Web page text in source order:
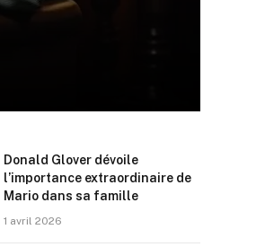
Donald Glover dévoile
l’importance extraordinaire de
Mario dans sa famille
1 avril 2026